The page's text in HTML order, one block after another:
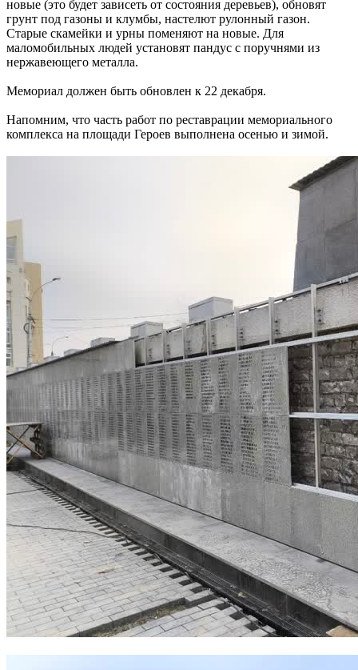
новые (это будет зависеть от состояния деревьев), обновят
грунт под газоны и клумбы, настелют рулонный газон.
Старые скамейки и урны поменяют на новые. Для
маломобильных людей установят пандус с поручнями из
нержавеющего металла.
Мемориал должен быть обновлен к 22 декабря.
Напомним, что часть работ по реставрации мемориального
комплекса на площади Героев выполнена осенью и зимой.